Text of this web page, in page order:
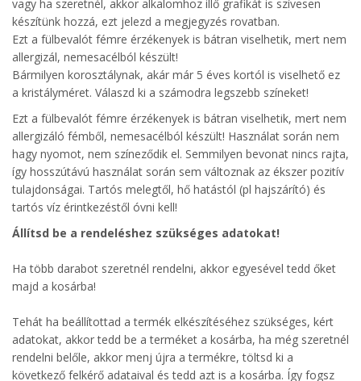
vagy ha szeretnél, akkor alkalomhoz illő grafikát is szívesen
készítünk hozzá, ezt jelezd a megjegyzés rovatban.
Ezt a fülbevalót fémre érzékenyek is bátran viselhetik, mert nem
allergizál, nemesacélból készült!
Bármilyen korosztálynak, akár már 5 éves kortól is viselhető ez
a kristályméret. Válaszd ki a számodra legszebb színeket!
Ezt a fülbevalót fémre érzékenyek is bátran viselhetik, mert nem
allergizáló fémből, nemesacélból készült! Használat során nem
hagy nyomot, nem színeződik el. Semmilyen bevonat nincs rajta,
így hosszútávú használat során sem változnak az ékszer pozitív
tulajdonságai. Tartós melegtől, hő hatástól (pl hajszárító) és
tartós víz érintkezéstől óvni kell!
Állítsd be a rendeléshez szükséges adatokat!
Ha több darabot szeretnél rendelni, akkor egyesével tedd őket
majd a kosárba!
Tehát ha beállítottad a termék elkészítéséhez szükséges, kért
adatokat, akkor tedd be a terméket a kosárba, ha még szeretnél
rendelni belőle, akkor menj újra a termékre, töltsd ki a
következő felkérő adataival és tedd azt is a kosárba. Így fogsz